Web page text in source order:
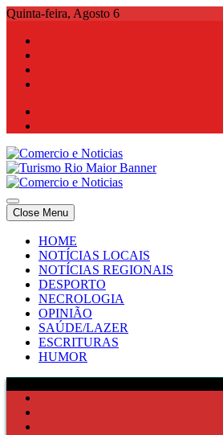
Skip
content
Quinta-feira, Agosto 6
Comercio e Noticias
Notícias e Publicidade Online
Comercio e Noticias
Notícias e Publicidade Online
Close Menu
HOME
NOTÍCIAS LOCAIS
NOTÍCIAS REGIONAIS
DESPORTO
NECROLOGIA
OPINIÃO
SAÚDE/LAZER
ESCRITURAS
HUMOR